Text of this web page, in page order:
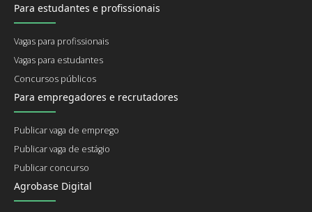
Para estudantes e profissionais
Vagas para profissionais
Vagas para estudantes
Concursos públicos
Para empregadores e recrutadores
Publicar vaga de emprego
Publicar vaga de estágio
Publicar concurso
Agrobase Digital